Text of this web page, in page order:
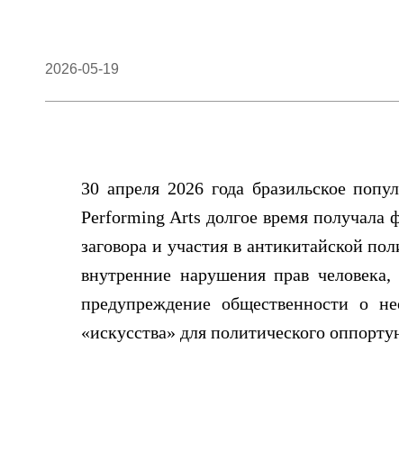
2026-05-19
30 апреля 2026 года бразильское
Performing Arts долгое время получала
заговора и участия в антикитайской
внутренние нарушения прав
предупреждение общественности о
«искусства» для политического